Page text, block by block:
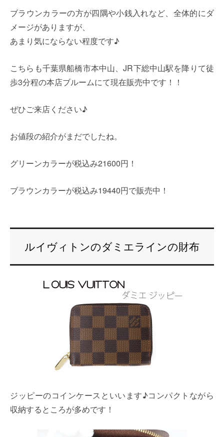
ブラウンカラーの方が四隅や小銭入れなど、全体的にダ
メージがありますが、
あまり気にならない程度です♪
こちらも千葉県船橋市本中山、JR下総中山駅を降りて徒
歩3分程の本店ブルームにて現在販売中です！！
ぜひご来店ください♪
お値段の紹介がまだでしたね。
グリーンカラーが税込み21600円！
ブラウンカラーが税込み19440円で販売中！
ルイヴィトンのダミエラインの財布
ジッピーのコインケースといいます♪コンパクトながら
収納するところが多めです！